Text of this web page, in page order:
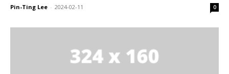
Pin-Ting Lee - 2024-02-11 0